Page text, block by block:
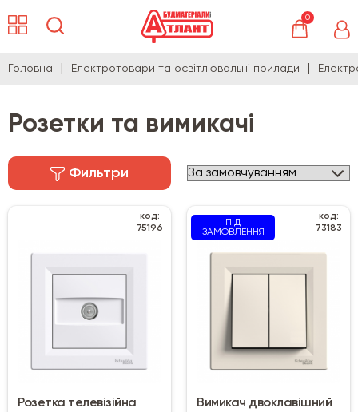
0
Головна Електротовари та освітлювальні прилади
Розетки та вимикачі
Фильтри
код:
75196
Розетка телевізійна
ПІД
ЗАМОВЛЕННЯ
код:
73183
Вимикач двоклавішний